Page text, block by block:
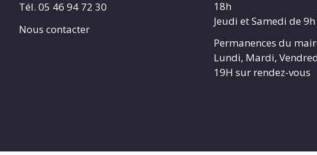
Tél. 05 46 94 72 30
Nous contacter
18h
Jeudi et Samedi de
Permanences du
Lundi, Mardi,
19H sur rendez-vous